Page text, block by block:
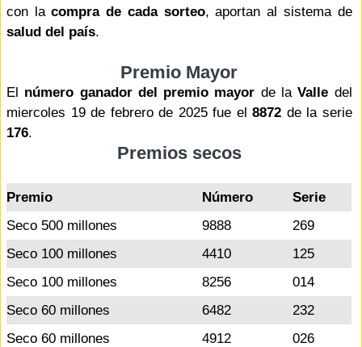
con lacompra de cada sorteo, aportan al sistema de
salud del país.
Premio Mayor
El número ganador del premio mayor de laValle del
miercoles 19 de febrero de 2025 fue el8872 de la serie
176.
Premios secos
Premio Número
Serie
Seco 500 millones
9888
269
Seco 100 millones
4410
125
Seco 100 millones
8256
014
Seco 60 millones
6482
232
Seco 60 millones
4912
026